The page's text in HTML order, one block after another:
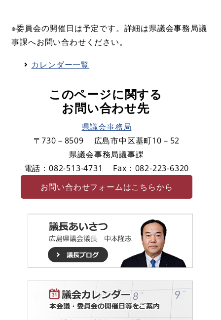
※委員会の開催日は予定です。詳細は県議会事務局議
事課へお問い合わせください。
カレンダー一覧
このページに関する
お問い合わせ先
県議会事務局
〒730－8509
広島市中区基町10－52
県議会事務局議事課
電話：082-513-4731
Fax：082-223-6320
お問い合わせフォームはこちらから